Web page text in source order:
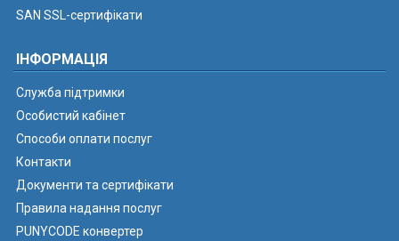
SAN SSL-сертифікати
ІНФОРМАЦІЯ
Служба підтримки
Особистий кабінет
Способи оплати послуг
Контакти
Документи та сертифікати
Правила надання послуг
PUNYCODE конвертер